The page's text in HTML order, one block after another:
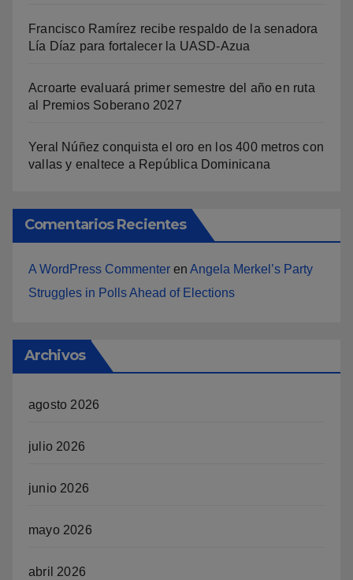
Francisco Ramírez recibe respaldo de la senadora
Lía Díaz para fortalecer la UASD-Azua
Acroarte evaluará primer semestre del año en ruta
al Premios Soberano 2027
Yeral Núñez conquista el oro en los 400 metros con
vallas y enaltece a República Dominicana
Comentarios Recientes
A WordPress Commenter en Angela Merkel’s Party
Struggles in Polls Ahead of Elections
Archivos
agosto 2026
julio 2026
junio 2026
mayo 2026
abril 2026